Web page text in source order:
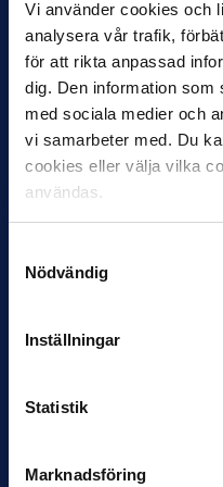
Vi använder cookies och
analysera vår trafik,
för att rikta anpassad
dig. Den information som
med sociala medier och
vi samarbeter med. Du
cookies eller välja vilka
användas.
Nödvändig
Inställningar
Statistik
Marknadsföring
12 JUNI
Favorit i repris för
Samma vinnare som i…
11 JUNI
VM-spelare med
Bosnien & Hercegovina